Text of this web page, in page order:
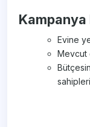
Evine
Mevcut
sahipleri